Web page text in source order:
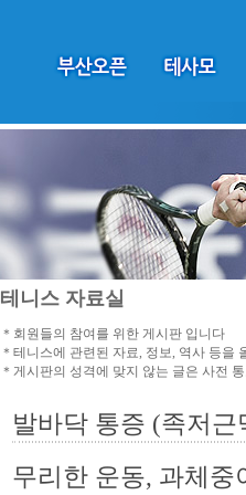
테니스 자료실
＊회원들의 참여를 위한 게시판 입니다
＊테니스에 관련된 자료, 정보, 역사 등을
＊게시판의 성격에 맞지 않는 글은 사전
발바닥 통증 (족저근
무리한 운동, 과체중